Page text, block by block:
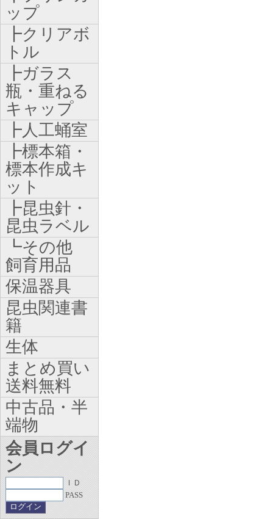
ップ
┣クリアボ
トル
┣ガラス
瓶・重ねる
キャップ
┣人工蛹室
┣標本箱・
標本作成キ
ット
┣昆虫針・
昆虫ラベル
┗その他
飼育用品
保温器具
昆虫関連書
籍
生体
まとめ買い
送料無料
中古品・半
端物
会員ログイ
ン
ＩＤ
PASS